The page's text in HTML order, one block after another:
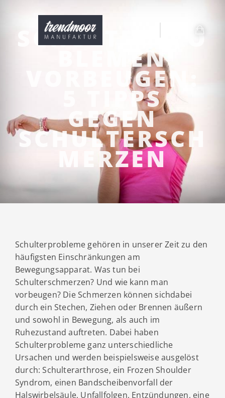
SCHULTERPRO
BLEMEN
VORBEUGEN:
5 TIPPS
GEGEN
SCHULTERSCH
MERZEN
Schulterprobleme gehören in unserer Zeit zu den
häufigsten Einschränkungen am
Bewegungsapparat. Was tun bei
Schulterschmerzen? Und wie kann man
vorbeugen? Die Schmerzen können sichdabei
durch ein Stechen, Ziehen oder Brennen äußern
und sowohl in Bewegung, als auch im
Ruhezustand auftreten. Dabei haben
Schulterprobleme ganz unterschiedliche
Ursachen und werden beispielsweise ausgelöst
durch: Schulterarthrose, ein Frozen Shoulder
Syndrom, einen Bandscheibenvorfall der
Halswirbelsäule, Unfallfolgen, Entzündungen, eine